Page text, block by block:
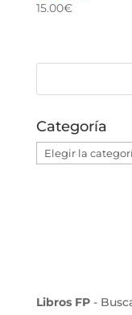
Valorado
15.00€
Categoría
Categoría
Libros FP-